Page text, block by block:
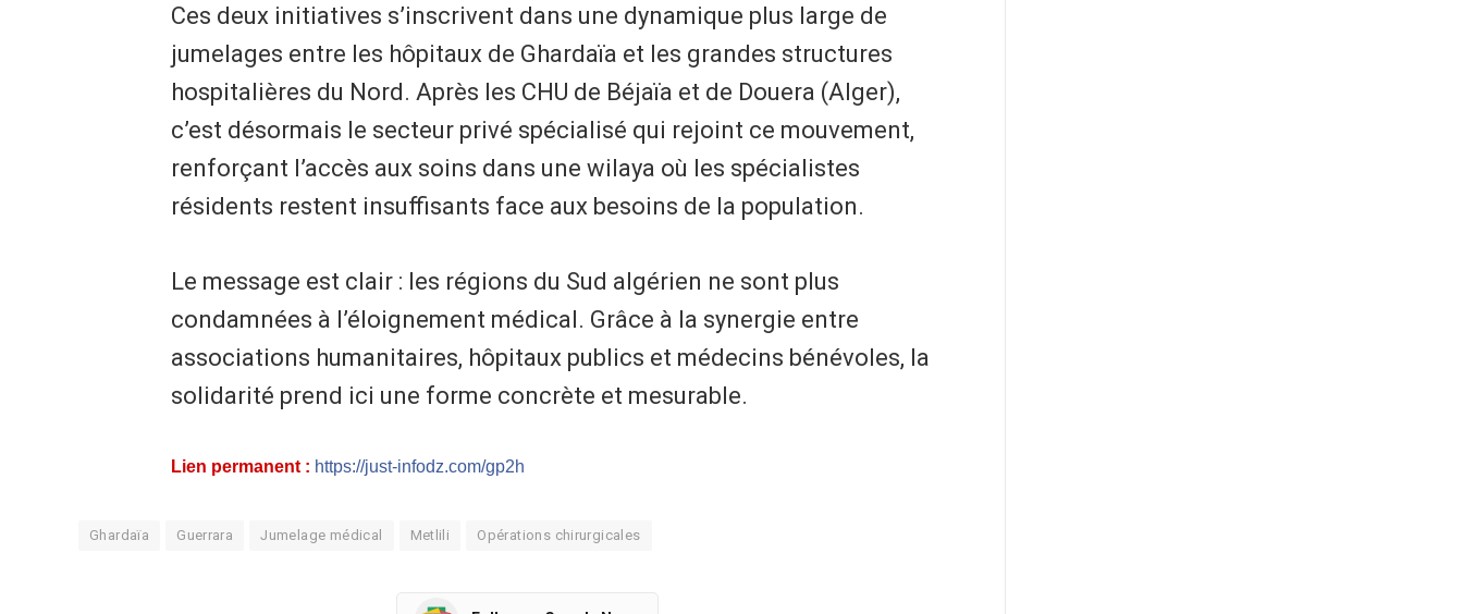
Ces deux initiatives s’inscrivent dans une dynamique plus large de
jumelages entre les hôpitaux de Ghardaïa et les grandes structures
hospitalières du Nord. Après les CHU de Béjaïa et de Douera (Alger),
c’est désormais le secteur privé spécialisé qui rejoint ce mouvement,
renforçant l’accès aux soins dans une wilaya où les spécialistes
résidents restent insuffisants face aux besoins de la population.
Le message est clair : les régions du Sud algérien ne sont plus
condamnées à l’éloignement médical. Grâce à la synergie entre
associations humanitaires, hôpitaux publics et médecins bénévoles, la
solidarité prend ici une forme concrète et mesurable.
Lien permanent : https://just-infodz.com/gp2h
Ghardaïa Guerrara Jumelage médical Metlili Opérations chirurgicales